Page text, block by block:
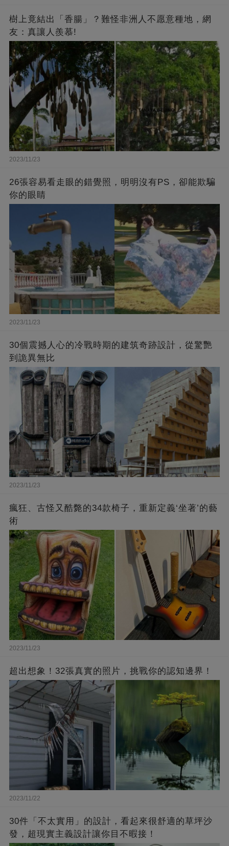
樹上竟結出「香腸」？難怪非洲人不愿意種地，網
友：真讓人羨慕!
2023/11/23
26張容易看走眼的錯覺照，明明沒有PS，卻能欺騙
你的眼睛
2023/11/23
30個震撼人心的冷戰時期的建筑奇跡設計，從驚艷
到詭異無比
2023/11/23
瘋狂、古怪又酷斃的34款椅子，重新定義‘坐著’的藝
術
2023/11/23
超出想象！32張真實的照片，挑戰你的認知邊界！
2023/11/22
30件「不太實用」的設計，看起來很舒適的草坪沙
發，超現實主義設計讓你目不暇接！